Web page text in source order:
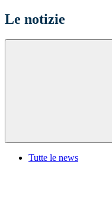
Le notizie
Tutte le news